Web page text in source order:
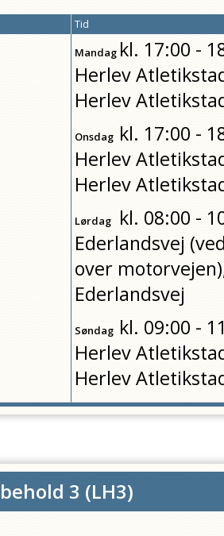
Tid
Mandagkl. 17:00 -
Herlev
Herlev
Onsdag kl. 17:00 -
Herlev
Herlev
Lørdag kl. 08:00 -
Ederlandsvej
over
Ederlandsvej
Søndag kl. 09:00 -
Herlev
Herlev
3 (LH3)